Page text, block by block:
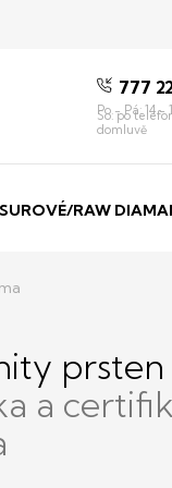
777
SUROVÉ/RAW
prsten
a